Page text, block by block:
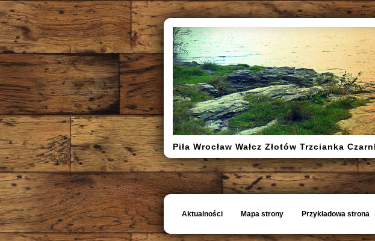
Piła Wrocław Wałcz Złotów Trzcianka
Aktualności Mapa strony Przykładowa strona